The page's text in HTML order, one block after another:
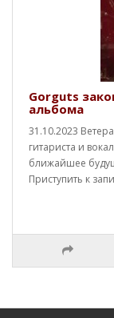
Gorguts
альбома
31.10.2023
гитариста и
ближайшее
Приступить к